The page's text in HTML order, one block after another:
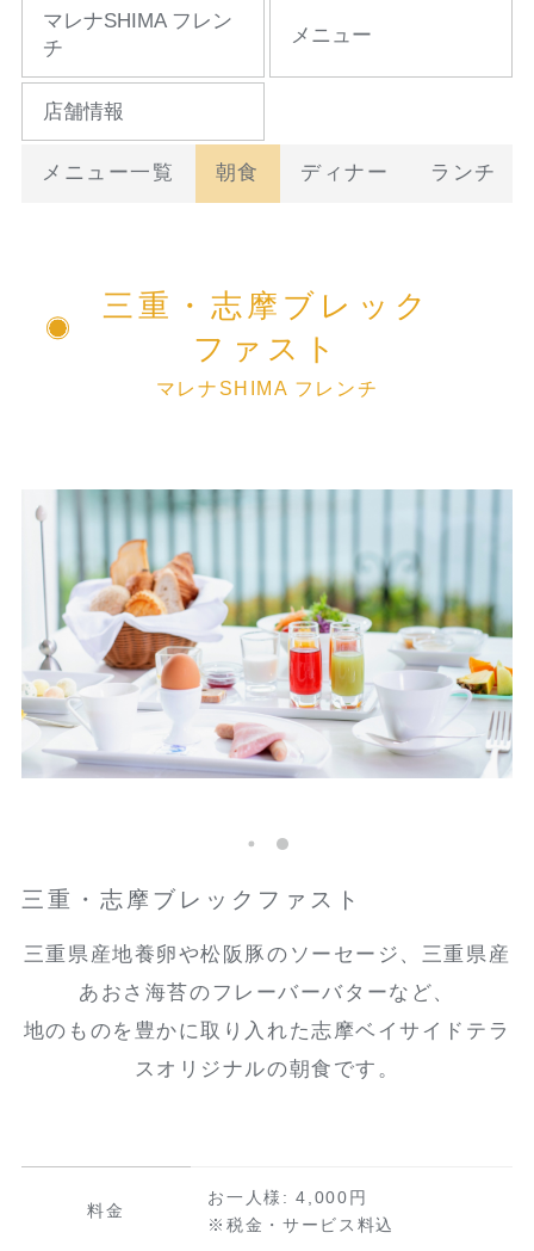
マレナSHIMA フレン
チ
メニュー
店舗情報
メニュー一覧 朝食 ディナー ランチ
三重・志摩ブレック
ファスト
マレナSHIMA フレンチ
三重・志摩ブレックファスト
三重県産地養卵や松阪豚のソーセージ、三重県産
あおさ海苔のフレーバーバターなど、
地のものを豊かに取り入れた志摩ベイサイドテラ
スオリジナルの朝食です。
料金
お一人様: 4,000円
※税金・サービス料込